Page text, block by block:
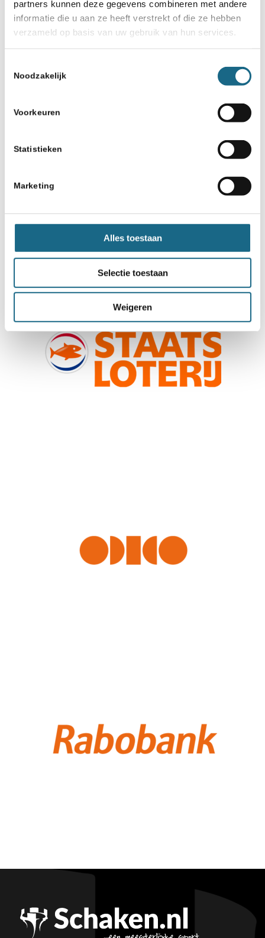
partners kunnen deze gegevens combineren met andere
informatie die u aan ze heeft verstrekt of die ze hebben
verzameld op basis van uw gebruik van hun services.
Noodzakelijk
Voorkeuren
Statistieken
Marketing
Alles toestaan
Selectie toestaan
Weigeren